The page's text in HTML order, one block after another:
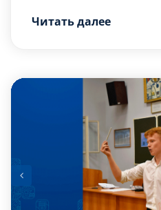
социально-
ресурсных систем у
По всем
Вы можете
психологу Отдела
сопровождения […]
Читать далее